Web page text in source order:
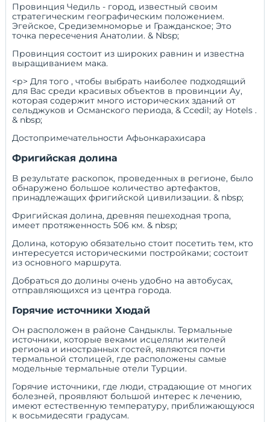
Провинция Чедиль - город, известный своим
стратегическим географическим положением.
Эгейское, Средиземноморье и Гражданское; Это
точка пересечения Анатолии. & Nbsp;
Провинция состоит из широких равнин и известна
выращиванием мака.
<р> Для того , чтобы выбрать наиболее подходящий
для Вас среди красивых объектов в провинции Ay,
которая содержит много исторических зданий от
сельджуков и Османского периода,& Ccedil; ay Hotels.
& nbsp;
Достопримечательности Афьонкарахисара
Фригийская долина
В результате раскопок, проведенных в регионе, было
обнаружено большое количество артефактов,
принадлежащих фригийской цивилизации. & nbsp;
Фригийская долина, древняя пешеходная тропа,
имеет протяженность 506 км. & nbsp;
Долина, которую обязательно стоит посетить тем, кто
интересуется историческими постройками; состоит
из основного маршрута.
Добраться до долины очень удобно на автобусах,
отправляющихся из центра города.
Горячие источники Хюдай
Он расположен в районе Сандыклы. Термальные
источники, которые веками исцеляли жителей
региона и иностранных гостей, являются почти
термальной столицей, где расположены самые
модельные термальные отели Турции.
Горячие источники, где люди, страдающие от многих
болезней, проявляют большой интерес к лечению,
имеют естественную температуру, приближающуюся
к восьмидесяти градусам.